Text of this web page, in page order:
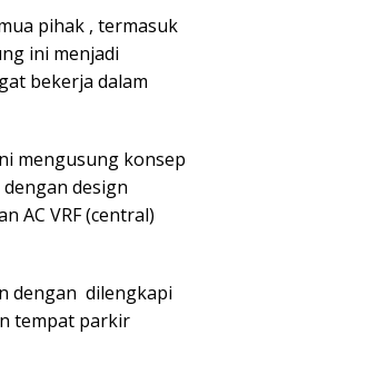
pihak , termasuk
ini menjadi
bekerja dalam
mengusung konsep
design
AC VRF (central)
dengan dilengkapi
tempat parkir